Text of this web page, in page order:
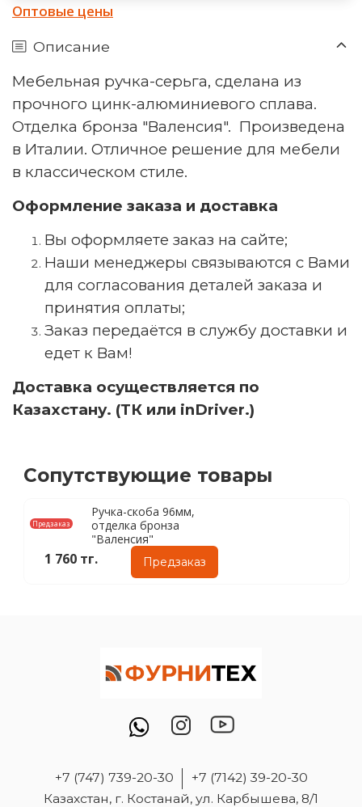
Оптовые цены
Описание
Мебельная ручка-серьга, сделана из
прочного цинк-алюминиевого сплава.
Отделка бронза "Валенсия". Произведена
в Италии. Отличное решение для мебели
в классическом стиле.
Оформление заказа и доставка
Вы оформляете заказ на сайте;
Наши менеджеры связываются с Вами
для согласования деталей заказа и
принятия оплаты;
Заказ передаётся в службу доставки и
едет к Вам!
Доставка осуществляется по
Казахстану. (ТК или inDriver.)
Сопутствующие товары
Предзаказ
Ручка-скоба 96мм,
отделка бронза
"Валенсия"
1 760 тг. Предзаказ
+7 (747) 739-20-30
+7 (7142) 39-20-30
Казахстан, г. Костанай, ул. Карбышева, 8/1